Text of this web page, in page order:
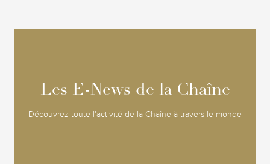
Les E-News de la Chaîne
Découvrez toute l'activité de la Chaîne à travers le monde
Les E-News de la Chaîne